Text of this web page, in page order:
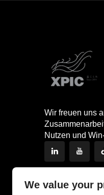
Wir freuen uns
Nutzen und
We value your